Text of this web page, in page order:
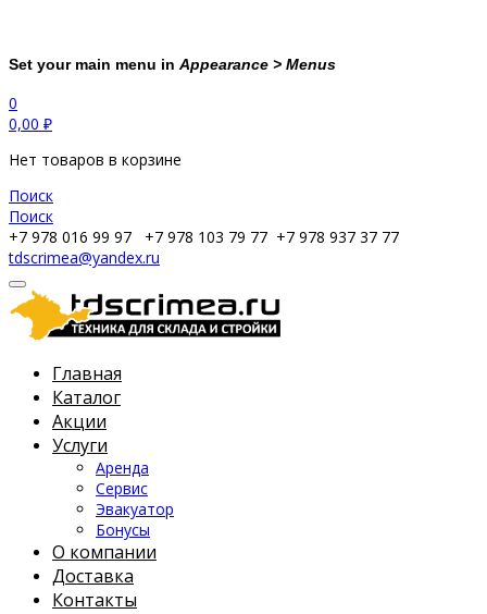
Set your main menu in Appearance > Menus
0
0,00 ₽
Нет товаров в корзине
Поиск
Поиск
+7 978 016 99 97
+7 978 103 79 77 +7 978 937 37 77
tdscrimea@yandex.ru
Главная
Каталог
Акции
Услуги
Аренда
Сервис
Эвакуатор
Бонусы
О компании
Доставка
Контакты